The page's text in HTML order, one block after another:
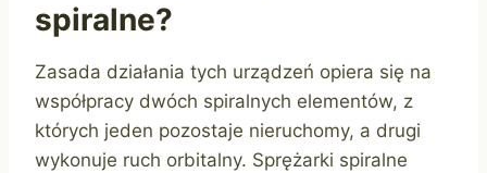
spiralne?
Zasada działania tych urządzeń opiera się na
współpracy dwóch spiralnych elementów, z
których jeden pozostaje nieruchomy, a drugi
wykonuje ruch orbitalny. Sprężarki spiralne